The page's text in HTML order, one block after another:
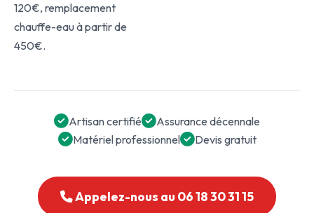
120€, remplacement
chauffe-eau à partir de
450€.
Artisan certifié
Assurance décennale
Matériel professionnel
Devis gratuit
Appelez-nous au 06 18 30 31 15